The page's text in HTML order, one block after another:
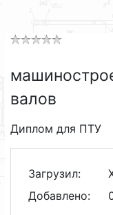
валов
Диплом для ПТУ
Загрузил:
Добавлено: